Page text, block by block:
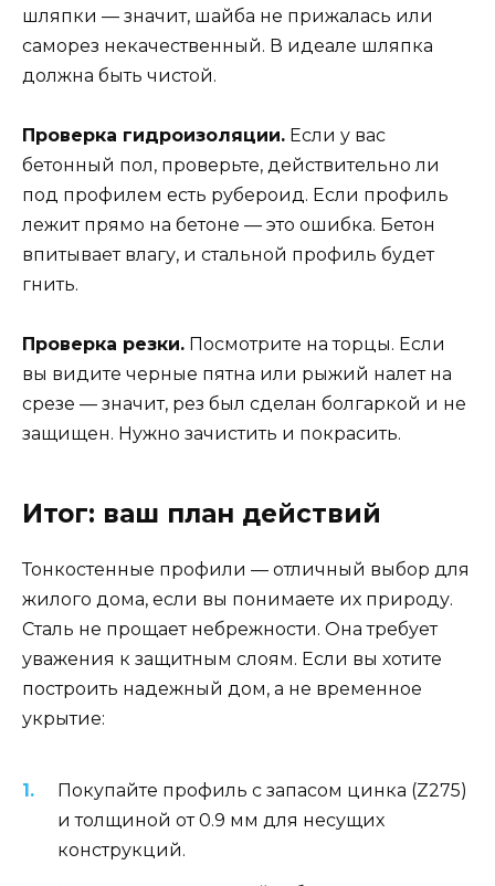
шляпки — значит, шайба не прижалась или
саморез некачественный. В идеале шляпка
должна быть чистой.
Проверка гидроизоляции. Если у вас
бетонный пол, проверьте, действительно ли
под профилем есть рубероид. Если профиль
лежит прямо на бетоне — это ошибка. Бетон
впитывает влагу, и стальной профиль будет
гнить.
Проверка резки. Посмотрите на торцы. Если
вы видите черные пятна или рыжий налет на
срезе — значит, рез был сделан болгаркой и не
защищен. Нужно зачистить и покрасить.
Итог: ваш план действий
Тонкостенные профили — отличный выбор для
жилого дома, если вы понимаете их природу.
Сталь не прощает небрежности. Она требует
уважения к защитным слоям. Если вы хотите
построить надежный дом, а не временное
укрытие:
Покупайте профиль с запасом цинка (Z275)
и толщиной от 0.9 мм для несущих
конструкций.